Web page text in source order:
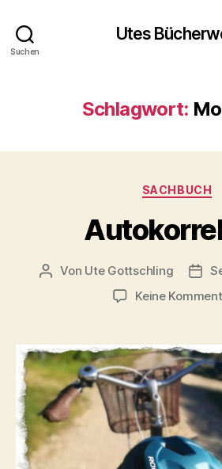
Suchen
Utes
Schlagwort:
SACHBUCH
Beitragsautor
Von Ute Gottschling
Keine